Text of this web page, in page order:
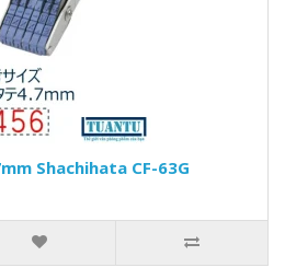
Shachihata CF-63G